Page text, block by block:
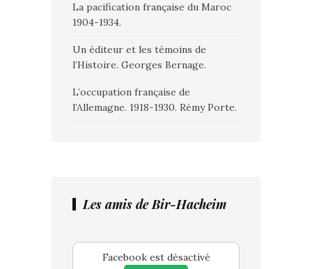
La pacification française du Maroc
1904-1934.
Un éditeur et les témoins de
l’Histoire. Georges Bernage.
L’occupation française de
l’Allemagne. 1918-1930. Rémy Porte.
Les amis de Bir-Hacheim
Facebook est désactivé